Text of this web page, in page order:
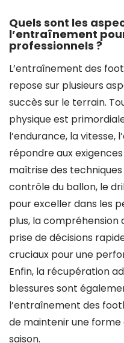
Quels sont les
l’entraînement
professionnels ?
L’entraînement des
repose sur plusieurs
succès sur le terrain.
physique est
l’endurance, la vitesse,
répondre aux exigences
maîtrise des
contrôle du ballon, le
pour exceller dans les
plus, la compréhension
prise de décisions
cruciaux pour une
Enfin, la récupération
blessures sont
l’entraînement des
de maintenir une
saison.